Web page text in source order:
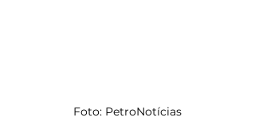
Foto: PetroNotícias